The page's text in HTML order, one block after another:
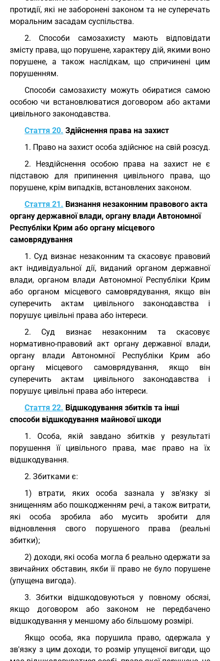
протидії, які не заборонені законом та не суперечать
моральним засадам суспільства.
2. Способи самозахисту мають відповідати
змісту права, що порушене, характеру дій, якими воно
порушене, а також наслідкам, що спричинені цим
порушенням.
Способи самозахисту можуть обиратися самою
особою чи встановлюватися договором або актами
цивільного законодавства.
Стаття 20. Здійснення права на захист
1. Право на захист особа здійснює на свій розсуд.
2. Нездійснення особою права на захист не є
підставою для припинення цивільного права, що
порушене, крім випадків, встановлених законом.
Стаття 21. Визнання незаконним правового акта
органу державної влади, органу влади Автономної
Республіки Крим або органу місцевого
самоврядування
1. Суд визнає незаконним та скасовує правовий
акт індивідуальної дії, виданий органом державної
влади, органом влади Автономної Республіки Крим
або органом місцевого самоврядування, якщо він
суперечить актам цивільного законодавства і
порушує цивільні права або інтереси.
2. Суд визнає незаконним та скасовує
нормативно-правовий акт органу державної влади,
органу влади Автономної Республіки Крим або
органу місцевого самоврядування, якщо він
суперечить актам цивільного законодавства і
порушує цивільні права або інтереси.
Стаття 22. Відшкодування збитків та інші
способи відшкодування майнової шкоди
1. Особа, якій завдано збитків у результаті
порушення її цивільного права, має право на їх
відшкодування.
2. Збитками є:
1) втрати, яких особа зазнала у зв'язку зі
знищенням або пошкодженням речі, а також витрати,
які особа зробила або мусить зробити для
відновлення свого порушеного права (реальні
збитки);
2) доходи, які особа могла б реально одержати за
звичайних обставин, якби її право не було порушене
(упущена вигода).
3. Збитки відшкодовуються у повному обсязі,
якщо договором або законом не передбачено
відшкодування у меншому або більшому розмірі.
Якщо особа, яка порушила право, одержала у
зв'язку з цим доходи, то розмір упущеної вигоди, що